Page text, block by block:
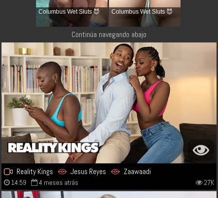
Columbus Wet Sluts 😈 Columbus Wet Sluts 😈
Continúa navegando abajo
Reality Kings Jesus Reyes Zaawaadi
14:59 4 meses atrás 27K